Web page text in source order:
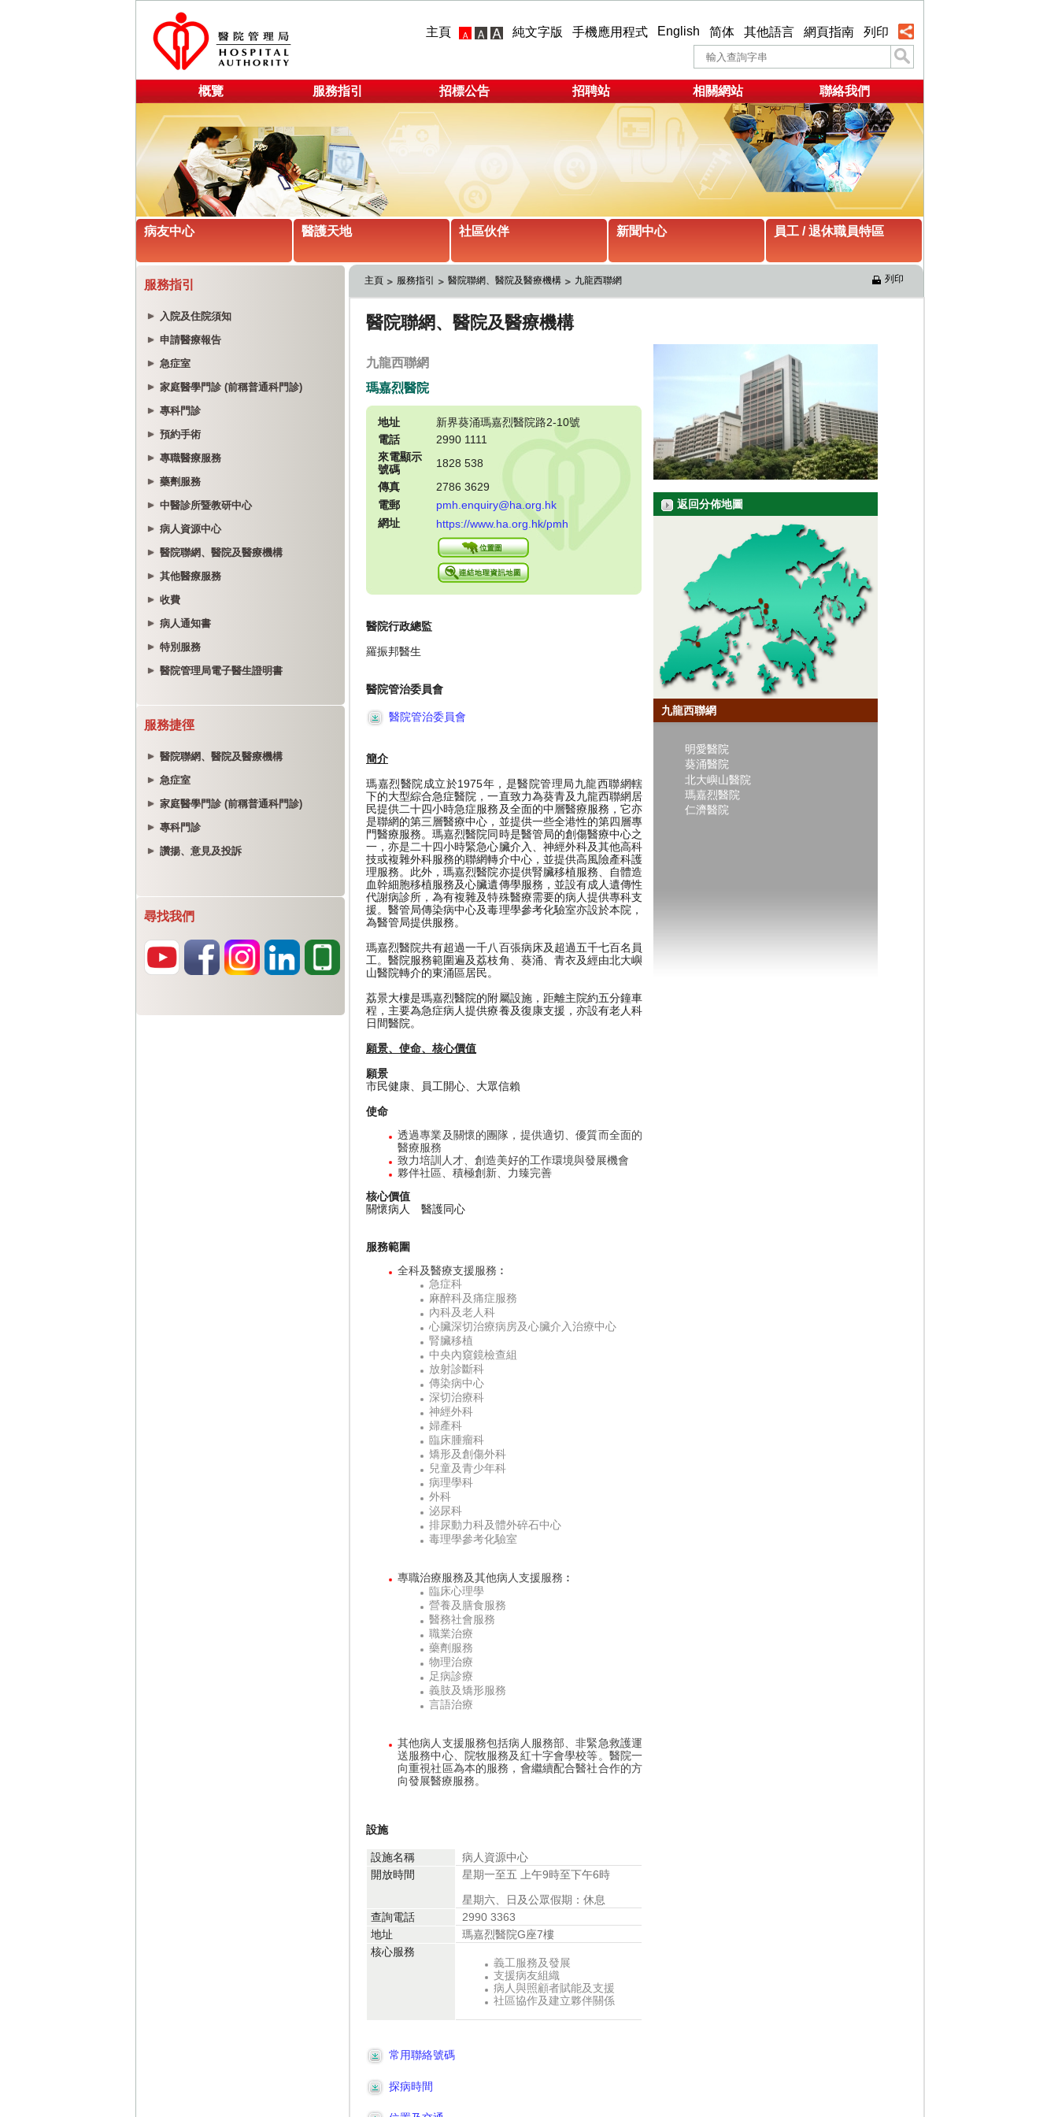
主頁 純文字版 手機應用程式 English 简体 其他語言 網頁指南 列印
概覽 服務指引 招標公告 招聘站 相關網站 聯絡我們
病友中心 醫護天地 社區伙伴 新聞中心 員工 / 退休職員特區
服務指引
入院及住院須知
申請醫療報告
急症室
家庭醫學門診 (前稱普通科門診)
專科門診
預約手術
專職醫療服務
藥劑服務
中醫診所暨教研中心
病人資源中心
醫院聯網、醫院及醫療機構
其他醫療服務
收費
病人通知書
特別服務
醫院管理局電子醫生證明書
服務捷徑
醫院聯網、醫院及醫療機構
急症室
家庭醫學門診 (前稱普通科門診)
專科門診
讚揚、意見及投訴
尋找我們
主頁 服務指引 醫院聯網、醫院及醫療機構 九龍西聯網 列印